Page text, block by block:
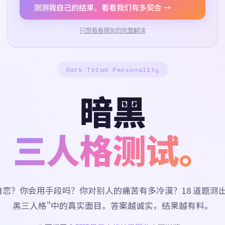
测测我自己的结果，看看我们有多契合 →
只想看看朋友的完整解读
Dark Triad Personality
暗黑
三人格测试。
？你会用手段吗？你对别人的痛苦有多冷漠？18 道题测
黑三人格"中的真实面目。答案越诚实，结果越有料。